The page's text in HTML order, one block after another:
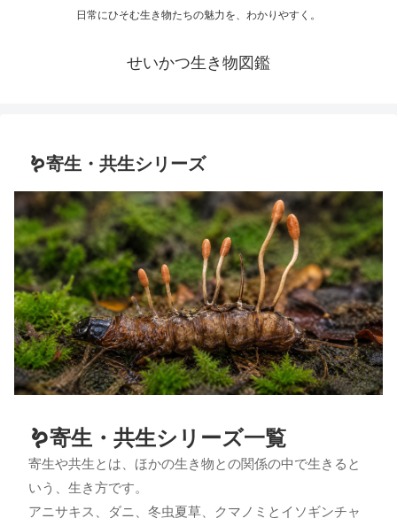
日常にひそむ生き物たちの魅力を、わかりやすく。
せいかつ生き物図鑑
🪱寄生・共生シリーズ
🪱寄生・共生シリーズ一覧
寄生や共生とは、ほかの生き物との関係の中で生きると
いう、生き方です。
アニサキス、ダニ、冬虫夏草、クマノミとイソギンチャ